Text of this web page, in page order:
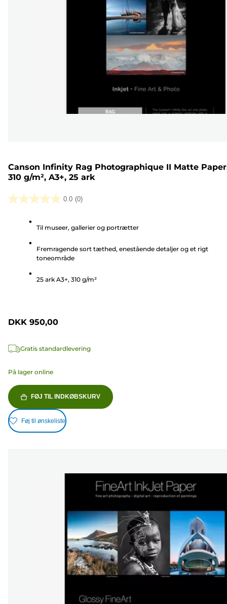
Canson Infinity Rag Photographique II Matte
310 g/m², A3+, 25 ark
0.0 (0)
0.0
stjerner.
Til museer, gallerier og portrætter
Fremragende sort tæthed, enestående detaljer og et rigt
toneområde
25 ark A3+, 310 g/m²
DKK 950,00
Gratis standardlevering
På lager online
FØJ TIL INDKØBSKURV
Føj til ønskeliste